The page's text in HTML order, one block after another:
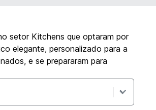
setor Kitchens que optaram por
elegante, personalizado para a
e se prepararam para